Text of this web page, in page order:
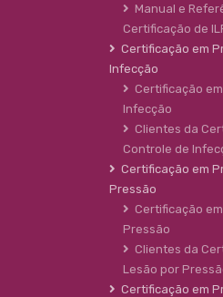
Manual e
Certificação de
Certificação em
Infecção
Certificação
Infecção
Clientes da
Controle de
Certificação em
Pressão
Certificação
Pressão
Clientes da
Lesão por
Certificação em